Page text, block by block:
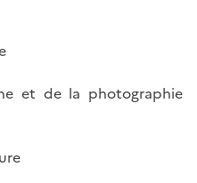
et de la photographie